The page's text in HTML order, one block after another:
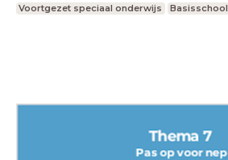
Voortgezet speciaal onderwijs
Basisschool